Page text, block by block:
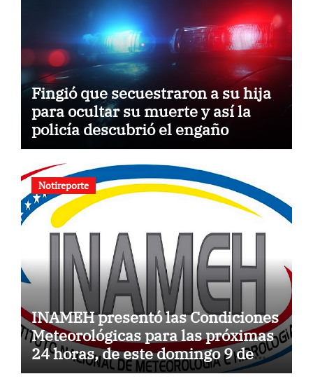
Fingió que secuestraron a su hija
para ocultar su muerte y así la
policía descubrió el engaño
Notireporte
INAMEH presentó las Condiciones
Meteorológicas para las próximas
24 horas, de este domingo 9 de
agosto 2026